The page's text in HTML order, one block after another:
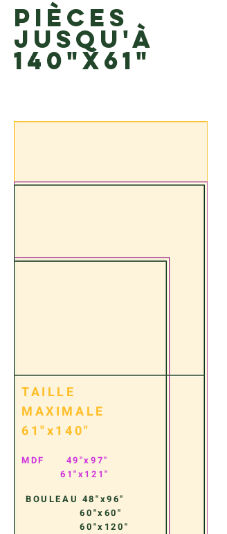
PIÈCES
jusqu'à
140"X61"
MDF
49"x97"
61"x121"
TAILLE
MAXIMALE
61"x140"
BOULEAU 48"x96"
60"x60"
60"x120"